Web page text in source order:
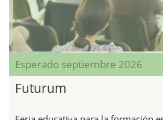
Esperado septiembre 2026
Futurum